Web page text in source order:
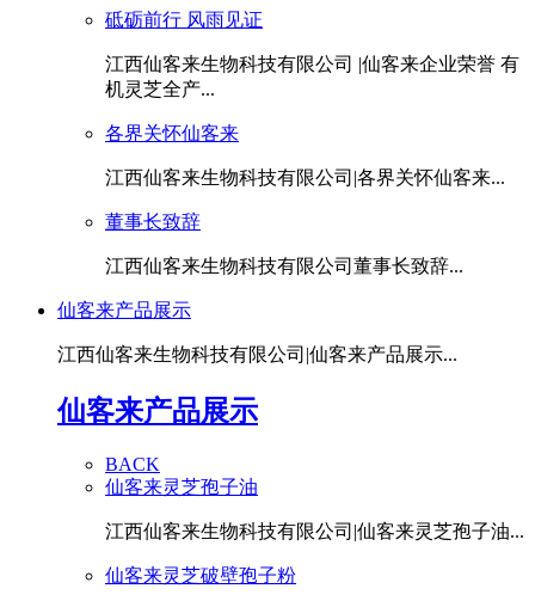
砥砺前行 风雨见证
江西仙客来生物科技有限公司 |仙客来企业荣誉 有
机灵芝全产...
各界关怀仙客来
江西仙客来生物科技有限公司|各界关怀仙客来...
董事长致辞
江西仙客来生物科技有限公司董事长致辞...
仙客来产品展示
江西仙客来生物科技有限公司|仙客来产品展示...
仙客来产品展示
BACK
仙客来灵芝孢子油
江西仙客来生物科技有限公司|仙客来灵芝孢子油...
仙客来灵芝破壁孢子粉